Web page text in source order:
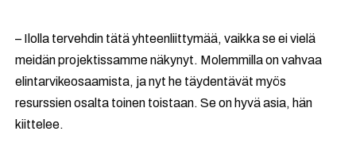
– Ilolla tervehdin tätä yhteenliittymää, vaikka se ei vielä
meidän projektissamme näkynyt. Molemmilla on vahvaa
elintarvikeosaamista, ja nyt he täydentävät myös
resurssien osalta toinen toistaan. Se on hyvä asia, hän
kiittelee.